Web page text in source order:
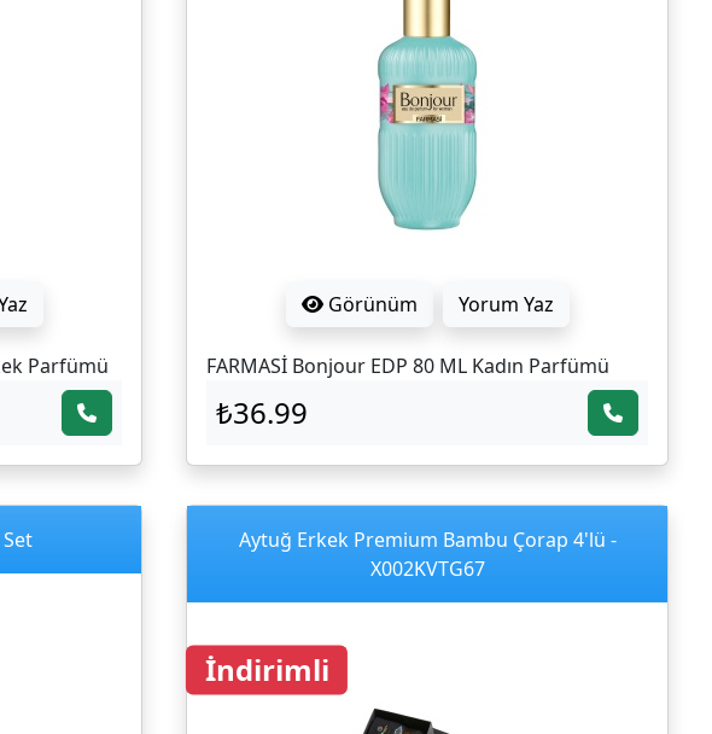
Parfümü
Görünüm Yorum Yaz
FARMASİ Bonjour EDP 80 ML Kadın Parfümü
₺36.99
Aytuğ Erkek Premium Bambu Çorap 4'lü -
X002KVTG67
İndirimli